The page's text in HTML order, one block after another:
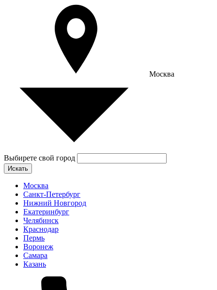
Москва
Выбирете свой город
Искать
Москва
Санкт-Петербург
Нижний Новгород
Екатеринбург
Челябинск
Краснодар
Пермь
Воронеж
Самара
Казань